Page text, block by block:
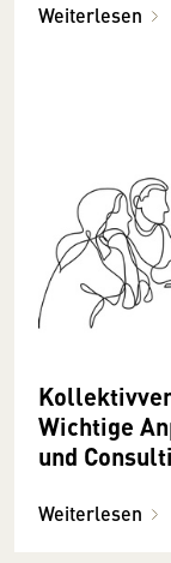
Weiterlesen
Wichtige
und
Weiterlesen